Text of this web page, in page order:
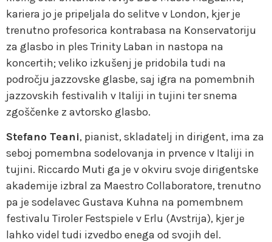
kariera jo je pripeljala do selitve v London, kjer je
trenutno profesorica kontrabasa na Konservatoriju
za glasbo in ples Trinity Laban in nastopa na
koncertih; veliko izkušenj je pridobila tudi na
področju jazzovske glasbe, saj igra na pomembnih
jazzovskih festivalih v Italiji in tujini ter snema
zgoščenke z avtorsko glasbo.
Stefano Teani, pianist, skladatelj in dirigent, ima za
seboj pomembna sodelovanja in prvence v Italiji in
tujini. Riccardo Muti ga je v okviru svoje dirigentske
akademije izbral za Maestro Collaboratore, trenutno
pa je sodelavec Gustava Kuhna na pomembnem
festivalu Tiroler Festspiele v Erlu (Avstrija), kjer je
lahko videl tudi izvedbo enega od svojih del.